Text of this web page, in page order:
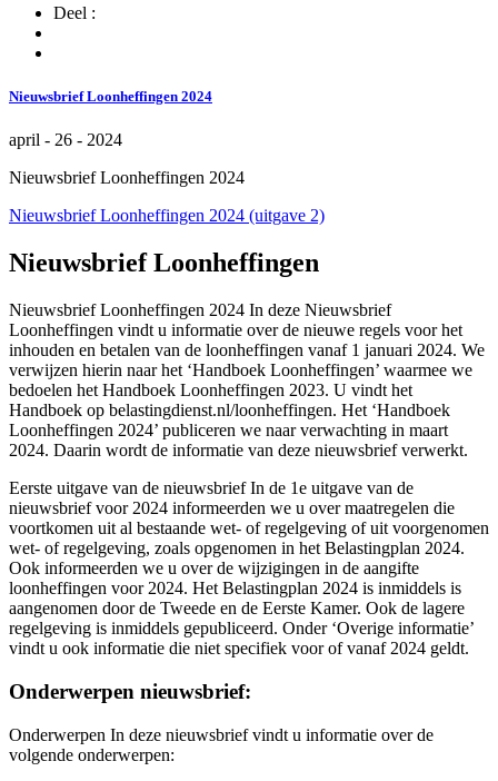
Deel :
Nieuwsbrief Loonheffingen 2024
april - 26 - 2024
Nieuwsbrief Loonheffingen 2024
Nieuwsbrief Loonheffingen 2024 (uitgave 2)
Nieuwsbrief Loonheffingen
Nieuwsbrief Loonheffingen 2024 In deze Nieuwsbrief
Loonheffingen vindt u informatie over de nieuwe regels voor het
inhouden en betalen van de loonheffingen vanaf 1 januari 2024. We
verwijzen hierin naar het ‘Handboek Loonheffingen’ waarmee we
bedoelen het Handboek Loonheffingen 2023. U vindt het
Handboek op belastingdienst.nl/loonheffingen. Het ‘Handboek
Loonheffingen 2024’ publiceren we naar verwachting in maart
2024. Daarin wordt de informatie van deze nieuwsbrief verwerkt.
Eerste uitgave van de nieuwsbrief In de 1e uitgave van de
nieuwsbrief voor 2024 informeerden we u over maatregelen die
voortkomen uit al bestaande wet- of regelgeving of uit voorgenomen
wet- of regelgeving, zoals opgenomen in het Belastingplan 2024.
Ook informeerden we u over de wijzigingen in de aangifte
loonheffingen voor 2024. Het Belastingplan 2024 is inmiddels is
aangenomen door de Tweede en de Eerste Kamer. Ook de lagere
regelgeving is inmiddels gepubliceerd. Onder ‘Overige informatie’
vindt u ook informatie die niet specifiek voor of vanaf 2024 geldt.
Onderwerpen nieuwsbrief:
Onderwerpen In deze nieuwsbrief vindt u informatie over de
volgende onderwerpen: